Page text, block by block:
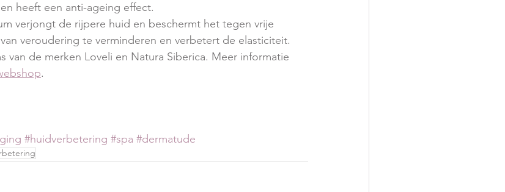
heeft een anti-ageing effect.
verjongt de rijpere huid en beschermt het tegen vrije
veroudering te verminderen en verbetert de elasticiteit.
van de merken Loveli en Natura Siberica. Meer informatie
.
#huidverbetering #spa #dermatude